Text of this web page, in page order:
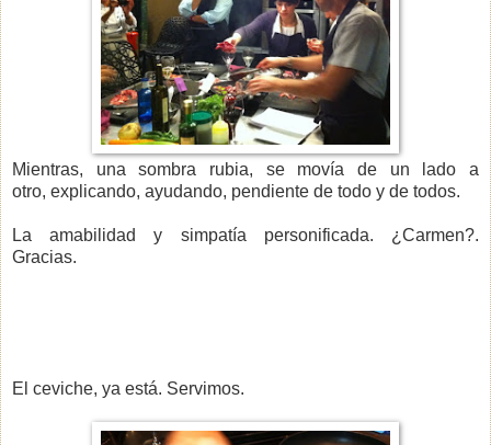
Mientras, una sombra rubia, se movía de un lado a
otro, explicando, ayudando, pendiente de todo y de todos.
La amabilidad y simpatía personificada. ¿Carmen?.
Gracias.
El ceviche, ya está. Servimos.